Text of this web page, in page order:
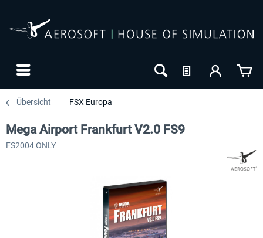
Übersicht FSX Europa
Mega Airport Frankfurt V2.0 FS9
FS2004 ONLY